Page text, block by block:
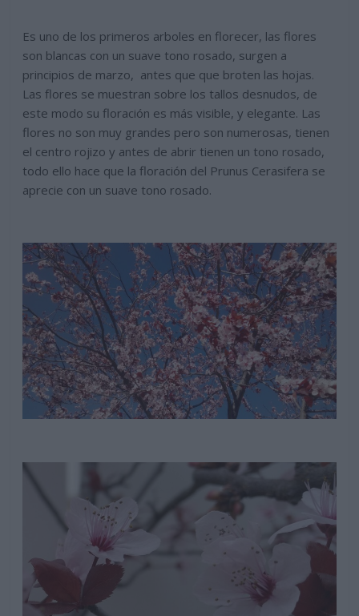
Es uno de los primeros arboles en florecer, las flores
son blancas con un suave tono rosado, surgen a
principios de marzo, antes que que broten las hojas.
Las flores se muestran sobre los tallos desnudos, de
este modo su floración es más visible, y elegante. Las
flores no son muy grandes pero son numerosas, tienen
el centro rojizo y antes de abrir tienen un tono rosado,
todo ello hace que la floración del Prunus Cerasifera se
aprecie con un suave tono rosado.